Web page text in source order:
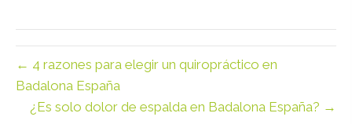
← 4 razones para elegir un quiropráctico en
Badalona España
¿Es solo dolor de espalda en Badalona España? →